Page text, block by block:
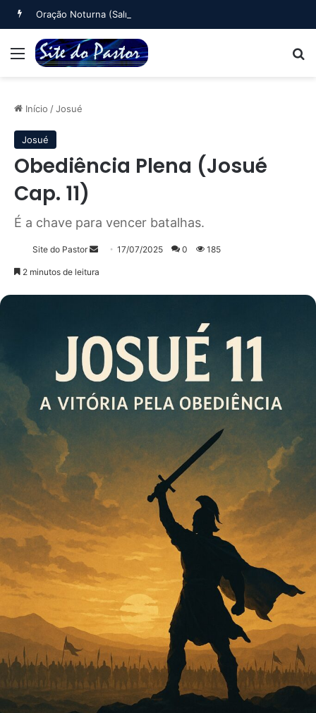
Oração Noturna (Salmo 4)
Menu
Início /Josué
Josué
Obediência Plena (Josué
Cap. 11)
É a chave para vencer batalhas.
Site do Pastor
Mande17/07/2025 0 185
2 minutos de leitura